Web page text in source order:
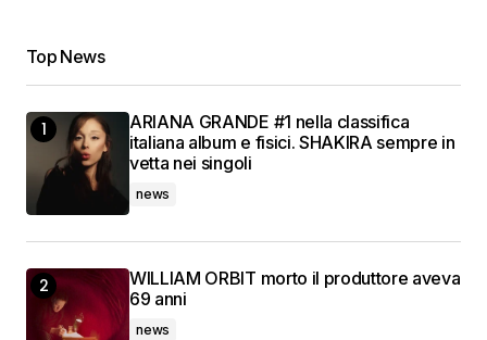
Top News
ARIANA GRANDE #1 nella classifica
italiana album e fisici. SHAKIRA sempre in
vetta nei singoli
news
WILLIAM ORBIT morto il produttore aveva
69 anni
news